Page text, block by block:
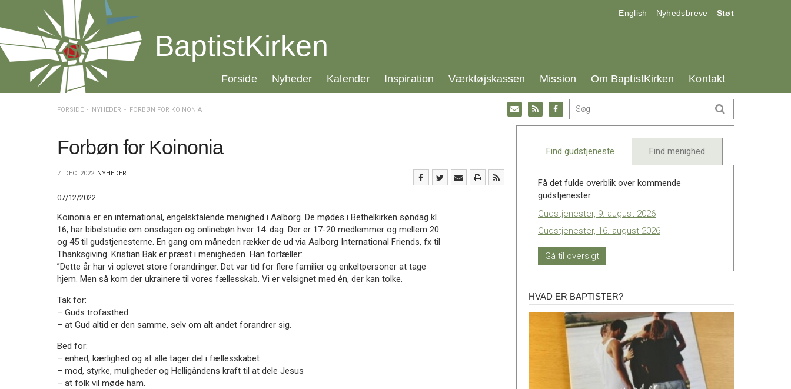
over
og
gå
Vend
tilbage
Værktøjskassen
BaptistKirken
Inspiration
Værktøjskassen
17.0:
English 18.0:
Nyhedsbreve 19.0:
Støt
BaptistKirken
20.0:
Forside 21.0:
Nyheder 22.0:
Kalender 23.0:
Inspiration 24.0:
Værktøjskassen 25.0:
Mission 26.0:
Om BaptistKirken 27.0:
Kontakt
FORSIDE NYHEDER FORBØN FOR KOINONIA
Gå
til:
Facebook
Gå
til:
RSS
feed
Gå
til:
Email
Forbøn for Koinonia
7. DEC. 2022 NYHEDER
07/12/2022
Koinonia er en international, engelsktalende menighed i Aalborg. De mødes i Bethelkirken søndag kl.
16, har bibelstudie om onsdagen og onlinebøn hver 14. dag. Der er 17-20 medlemmer og mellem 20
og 45 til gudstjenesterne. En gang om måneden rækker de ud via Aalborg International Friends, fx til
Thanksgiving. Kristian Bak er præst i menigheden. Han fortæller:
”Dette år har vi oplevet store forandringer. Det var tid for flere familier og enkeltpersoner at tage
hjem. Men så kom der ukrainere til vores fællesskab. Vi er velsignet med én, der kan tolke.
Tak for:
– Guds trofasthed
– at Gud altid er den samme, selv om alt andet forandrer sig.
Bed for:
– enhed, kærlighed og at alle tager del i fællesskabet
– mod, styrke, muligheder og Helligåndens kraft til at dele Jesus
– at folk vil møde ham.
Find gudstjeneste Find menighed
Få det fulde overblik over kommende
gudstjenester.
Gudstjenester, 9. august 2026
Gudstjenester, 16. august 2026
Gå til oversigt
Hvad
er
baptister?
HVAD ER BAPTISTER?